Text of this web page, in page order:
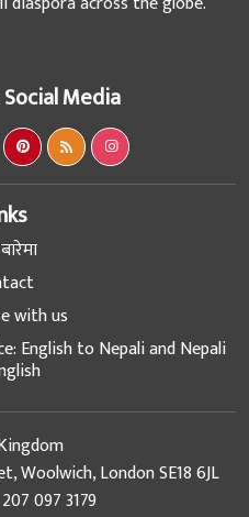
Media
with us
English to Nepali and Nepali
Woolwich, London SE18 6JL
097 3179